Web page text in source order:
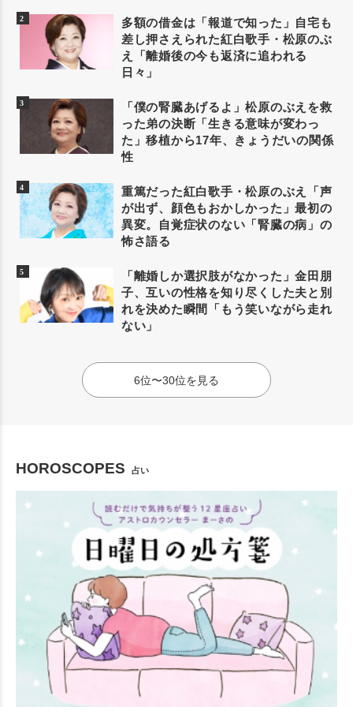
多額の借金は「報道で知った」自宅も
差し押さえられた紅白歌手・松原のぶ
え「離婚後の今も返済に追われる
日々」
「僕の腎臓あげるよ」松原のぶえを救
った弟の決断「生きる意味が変わっ
た」移植から17年、きょうだいの関係
性
重篤だった紅白歌手・松原のぶえ「声
が出ず、顔色もおかしかった」最初の
異変。自覚症状のない「腎臓の病」の
怖さ語る
「離婚しか選択肢がなかった」金田朋
子、互いの性格を知り尽くした夫と別
れを決めた瞬間「もう笑いながら走れ
ない」
6位〜30位を見る
HOROSCOPES 占い